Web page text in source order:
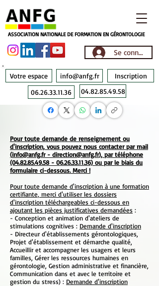
ASSOCIATION NATIONALE DE FORMATION EN GÉRONTOLOGIE
Se connecter
Votre espace info@anfg.fr
Inscription
06.26.33.11.36
04.82.85.49.58
Pour toute demande de renseignement ou
d'inscription, vous pouvez nous contacter par mail
(info@anfg.fr- direction@anfg.fr), par téléphone
(04.82.85.49.58 - 06.26.33.11.36) ou par le biais du
formulaire ci-dessous. Merci !
Pour toute demande d'inscription à une formation
certifiante, merci d'utiliser les dossiers
d'inscription téléchargeables ci-dessous en
ajoutant les pièces justificatives demandées :
- Conception et animation d'ateliers de
stimulations cognitives : Demande d'inscription
- Directeur d'établissements gérontologiques,
Projet d'établissement et démarche qualité,
Accueillir et accompagner les usagers et leurs
familles, Gérer les ressources humaines en
gérontologie, Gestion administrative et financière,
Communication dans et avec le territoire et
gestion du stress) : Demande d'inscription